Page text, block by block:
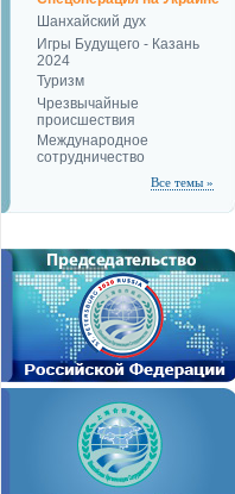
Шанхайский дух
Игры Будущего - Казань
2024
Туризм
Чрезвычайные
происшествия
Международное
сотрудничество
Все темы »